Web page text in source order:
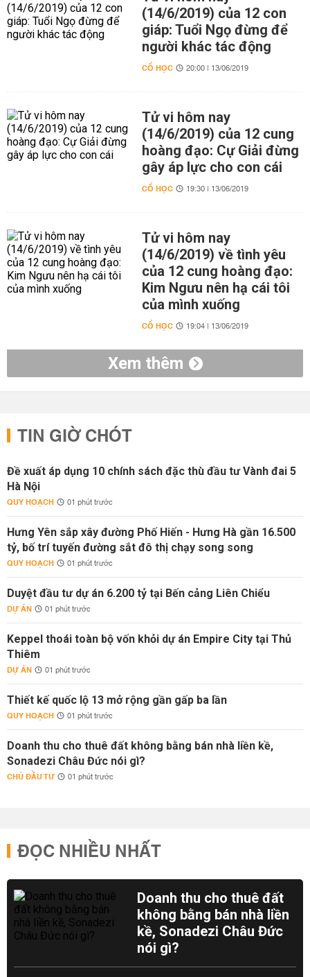
(14/6/2019) của 12 con
giáp: Tuổi Ngọ đừng để
người khác tác động
CỔ HỌC 20:00 | 13/06/2019
Tử vi hôm nay
(14/6/2019) của 12 cung
hoàng đạo: Cự Giải đừng
gây áp lực cho con cái
CỔ HỌC 19:30 | 13/06/2019
Tử vi hôm nay
(14/6/2019) về tình yêu
của 12 cung hoàng đạo:
Kim Ngưu nên hạ cái tôi
của mình xuống
CỔ HỌC 19:04 | 13/06/2019
Xem thêm
TIN GIỜ CHÓT
Đề xuất áp dụng 10 chính sách đặc thù đầu tư Vành đai 5
Hà Nội
QUY HOẠCH 01 phút trước
Hưng Yên sắp xây đường Phố Hiến - Hưng Hà gần 16.500
tỷ, bố trí tuyến đường sắt đô thị chạy song song
QUY HOẠCH 01 phút trước
Duyệt đầu tư dự án 6.200 tỷ tại Bến cảng Liên Chiểu
DỰ ÁN 01 phút trước
Keppel thoái toàn bộ vốn khỏi dự án Empire City tại Thủ
Thiêm
DỰ ÁN 01 phút trước
Thiết kế quốc lộ 13 mở rộng gần gấp ba lần
QUY HOẠCH 01 phút trước
Doanh thu cho thuê đất không bằng bán nhà liền kề,
Sonadezi Châu Đức nói gì?
CHỦ ĐẦU TƯ 01 phút trước
ĐỌC NHIỀU NHẤT
Doanh thu cho thuê đất
không bằng bán nhà liền
kề, Sonadezi Châu Đức
nói gì?